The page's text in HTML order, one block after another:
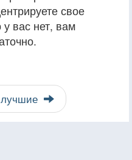
свое
вас нет, вам
лучшие